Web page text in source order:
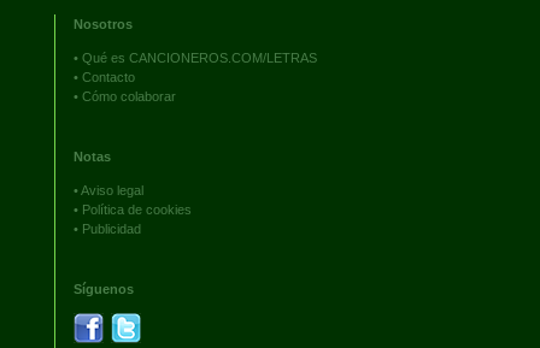
Nosotros
• Qué es CANCIONEROS.COM/LETRAS
• Contacto
• Cómo colaborar
Notas
•Aviso legal
• Política de cookies
• Publicidad
Síguenos